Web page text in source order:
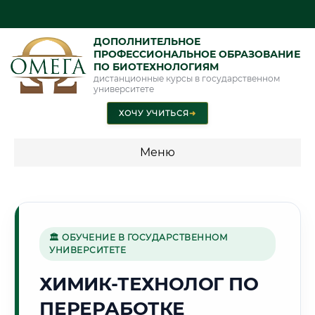
ДОПОЛНИТЕЛЬНОЕ
ПРОФЕССИОНАЛЬНОЕ ОБРАЗОВАНИЕ
ПО БИОТЕХНОЛОГИЯМ
дистанционные курсы в государственном
университете
ХОЧУ УЧИТЬСЯ➜
Меню
🌾
Г. БИЙСК
🏛 ОБУЧЕНИЕ В ГОСУДАРСТВЕННОМ
УНИВЕРСИТЕТЕ
ХИМИК-ТЕХНОЛОГ ПО
ПЕРЕРАБОТКЕ